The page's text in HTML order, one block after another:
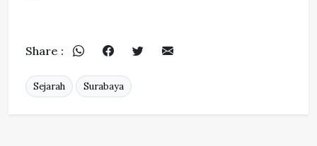
Share :
Sejarah Surabaya